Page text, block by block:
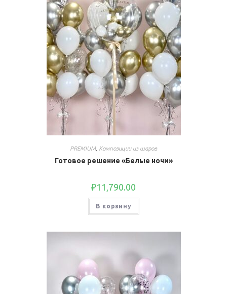
PREMIUM, Композиции из шаров
Готовое решение «Белые ночи»
₽11,790.00
В корзину